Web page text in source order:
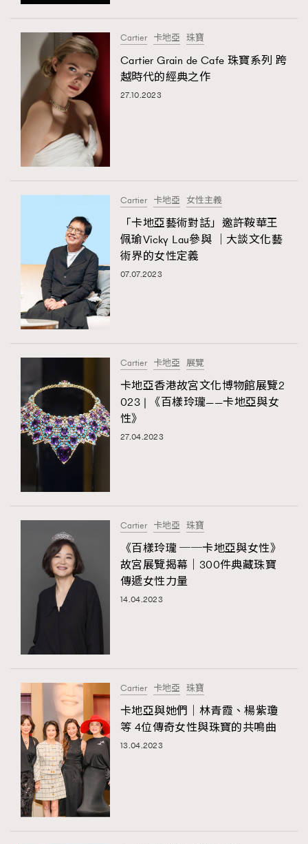
AFrenchMind
DressLikeAParisienne
EmpowerF
FashionWeek FigaroAesthetic
時裝心理學
煲劇日常 334
玩物壯志
nmg.com.hk/privacy) 閱讀本公司的私隱政策聲明。
本人願意接收新傳媒集團的最新消息及其他宣傳資訊，本人同意
新傳媒集團使用本人的個人資料於任何推廣用途。
About us Collaboration Opportunity
Japan | Portugal | Spain
Cartier 卡地亞 珠寶
Cartier Grain de Cafe 珠寶系列 跨
越時代的經典之作
27.10.2023
Cartier 卡地亞 女性主義
「卡地亞藝術對話」邀許鞍華王
佩瑜Vicky Lau參與 │大談文化藝
術界的女性定義
07.07.2023
Cartier 卡地亞 展覽
卡地亞香港故宮文化博物館展覽2
023 | 《百樣玲瓏——卡地亞與女
性》
27.04.2023
Cartier 卡地亞 珠寶
《百樣玲瓏 ──卡地亞與女性》
故宮展覽揭幕｜300件典藏珠寶
傳遞女性力量
14.04.2023
Cartier 卡地亞 珠寶
卡地亞與她們｜林青霞、楊紫瓊
等 4位傳奇女性與珠寶的共鳴曲
13.04.2023